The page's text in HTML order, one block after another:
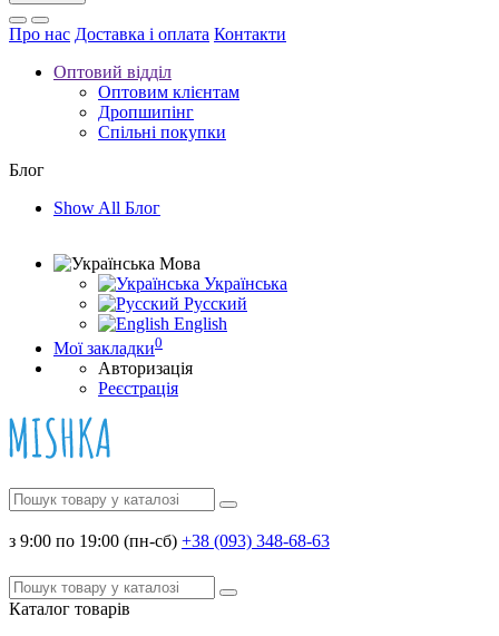
Про нас Доставка і оплата Контакти
Оптовий відділ
Оптовим клієнтам
Дропшипінг
Спільні покупки
Блог
Show All Блог
Мова
Українська
Русский
English
Мої закладки0
Авторизація
Реєстрація
з 9:00 по 19:00 (пн-сб) +38 (093) 348-68-63
Каталог товарів